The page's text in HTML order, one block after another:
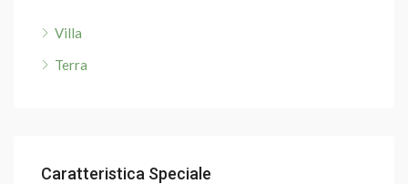
Villa
Terra
Caratteristica Speciale